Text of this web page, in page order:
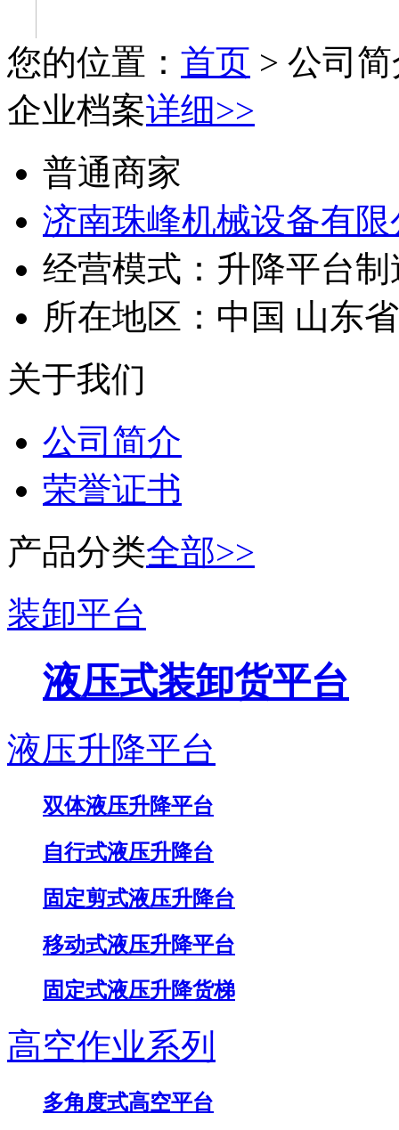
您的位置： 首页 > 公司
企业档案详细>>
普通商家
济南珠峰机械设备有限
经营模式： 升降平台
所在地区： 中国 山东省
关于我们
公司简介
荣誉证书
产品分类全部>>
装卸平台
液压式装卸货平台
液压升降平台
双体液压升降平台
自行式液压升降台
固定剪式液压升降台
移动式液压升降平台
固定式液压升降货梯
高空作业系列
多角度式高空平台